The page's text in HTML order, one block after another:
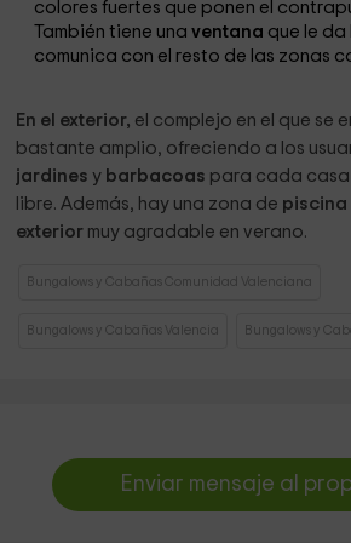
colores fuertes que ponen el
También tiene unaventana que le da
comunica con el resto de las zonas
En el exterior, el complejo en el que se
bastante amplio, ofreciendo a los
jardines y barbacoas para cada
libre. Además, hay una zona de piscina
exterior muy agradable en verano.
Bungalows y Cabañas Comunidad Valenciana
Bungalows y Cabañas Valencia Bungalows y
Enviar mensaje al